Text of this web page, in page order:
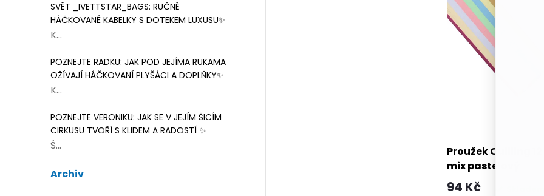
SVĚT _IVETTSTAR_BAGS: RUČNĚ
HÁČKOVANÉ KABELKY S DOTEKEM LUXUSU✨
K...
POZNEJTE RADKU: JAK POD JEJÍMA RUKAMA
OŽÍVAJÍ HÁČKOVANÍ PLYŠÁCI A DOPLŇKY✨
K...
POZNEJTE VERONIKU: JAK SE V JEJÍM ŠICÍM
CIRKUSU TVOŘÍ S KLIDEM A RADOSTÍ ✨
Š...
Archiv
Proužek Quilling 12
mix pastelový
94 Kč